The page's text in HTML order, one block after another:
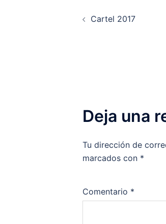
Cartel 2017
Deja una
Tu dirección de
marcados con *
Comentario *